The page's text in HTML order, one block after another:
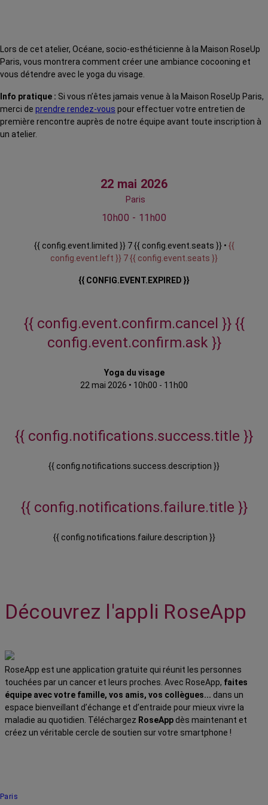
Lors de cet atelier, Océane, socio-esthéticienne à la Maison RoseUp
Paris, vous montrera comment créer une ambiance cocooning et
vous détendre avec le yoga du visage.
Info pratique : Si vous n’êtes jamais venue à la Maison RoseUp Paris,
merci de prendre rendez-vous pour effectuer votre entretien de
première rencontre auprès de notre équipe avant toute inscription à
un atelier.
22 mai 2026
Paris
10h00 - 11h00
{{ config.event.limited }} 7 {{ config.event.seats }} • {{
config.event.left }} 7 {{ config.event.seats }}
{{ CONFIG.EVENT.EXPIRED }}
{{ config.event.confirm.cancel }} {{
config.event.confirm.ask }}
Yoga du visage
22 mai 2026 • 10h00 - 11h00
{{ config.notifications.success.title }}
{{ config.notifications.success.description }}
{{ config.notifications.failure.title }}
{{ config.notifications.failure.description }}
Découvrez l'appli RoseApp
RoseApp est une application gratuite qui réunit les personnes
touchées par un cancer et leurs proches. Avec RoseApp, faites
équipe avec votre famille, vos amis, vos collègues... dans un
espace bienveillant d’échange et d’entraide pour mieux vivre la
maladie au quotidien. Téléchargez RoseApp dès maintenant et
créez un véritable cercle de soutien sur votre smartphone !
Paris